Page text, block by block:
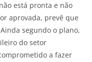
está pronta e não
aprovada, prevê que
segundo o plano,
do setor
a fazer